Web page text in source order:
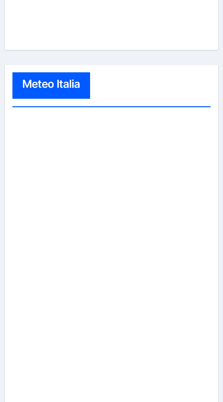
Meteo Italia